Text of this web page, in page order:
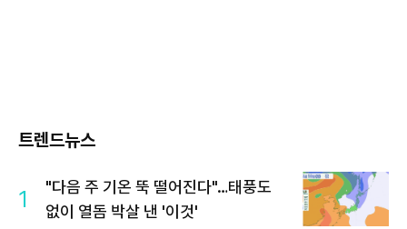
트렌드뉴스
1
"다음 주 기온 뚝 떨어진다"…태풍도
없이 열돔 박살 낸 '이것'